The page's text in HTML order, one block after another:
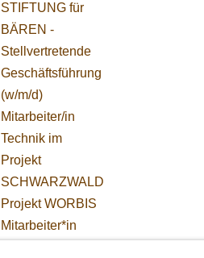
STIFTUNG für
BÄREN -
Stellvertretende
Geschäftsführung
(w/m/d)
Mitarbeiter/in
Technik im
Projekt
SCHWARZWALD
Projekt WORBIS
Mitarbeiter*in